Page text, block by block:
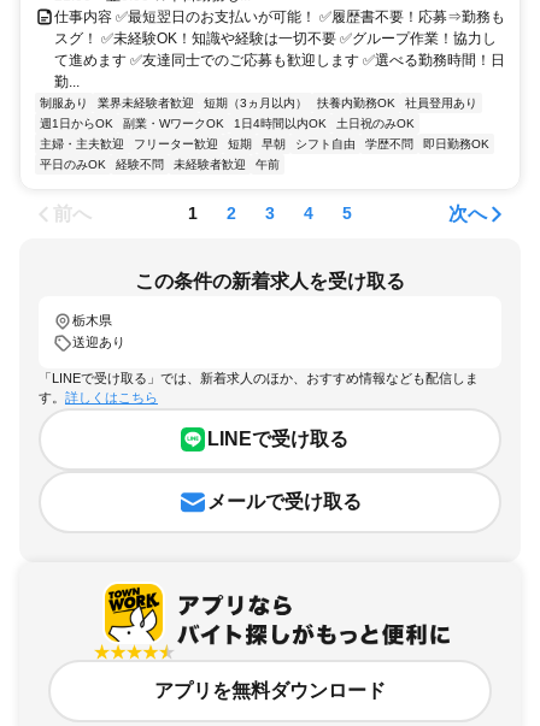
仕事内容 ✅最短翌日のお支払いが可能！ ✅履歴書不要！応募⇒勤務も
スグ！ ✅未経験OK！知識や経験は一切不要 ✅グループ作業！協力し
て進めます ✅友達同士でのご応募も歓迎します ✅選べる勤務時間！日
勤...
制服あり 業界未経験者歓迎 短期（3ヵ月以内） 扶養内勤務OK
社員登用あり
週1日からOK
副業・WワークOK 1日4時間以内OK
土日祝のみOK
主婦・主夫歓迎
フリーター歓迎 短期 早朝 シフト自由 学歴不問
即日勤務OK
平日のみOK
経験不問 未経験者歓迎 午前
前へ 1 2 3 4 5 次へ
この条件の新着求人を受け取る
栃木県
送迎あり
「LINEで受け取る」では、新着求人のほか、おすすめ情報なども配信しま
す。 詳しくはこちら
LINEで受け取る
メールで受け取る
アプリを無料ダウンロード